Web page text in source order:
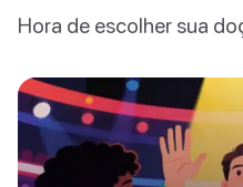
Hora de escolher sua